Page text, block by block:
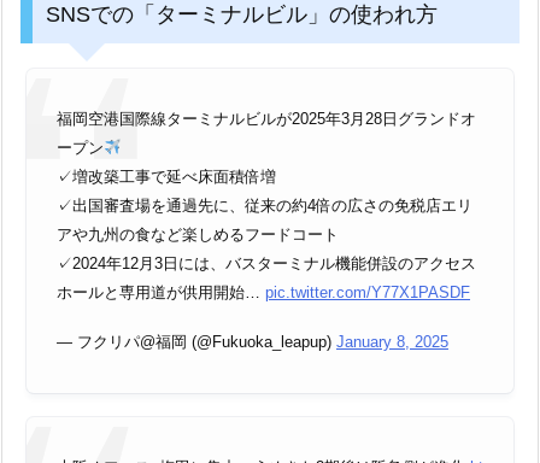
SNSでの「ターミナルビル」の使われ方
福岡空港国際線ターミナルビルが2025年3月28日グランドオ
ープン
✓増改築工事で延べ床面積倍増
✓出国審査場を通過先に、従来の約4倍の広さの免税店エリ
アや九州の食など楽しめるフードコート
✓2024年12月3日には、バスターミナル機能併設のアクセス
ホールと専用道が供用開始… pic.twitter.com/Y77X1PASDF
— フクリパ@福岡 (@Fukuoka_leapup) January 8, 2025